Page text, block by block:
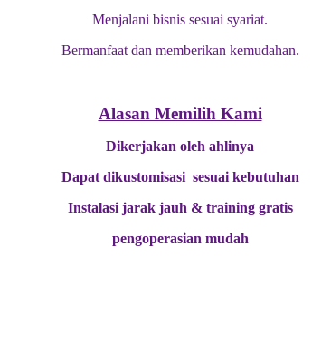
Menjalani bisnis sesuai syariat.
Bermanfaat dan memberikan kemudahan.
Alasan Memilih Kami
Dikerjakan oleh ahlinya
Dapat dikustomisasi sesuai kebutuhan
Instalasi jarak jauh & training gratis
pengoperasian mudah